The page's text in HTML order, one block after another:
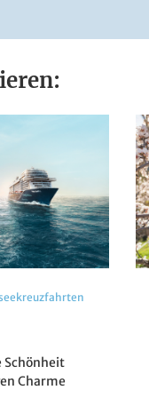
entlang der
Oldřich Hrb / Czechia
©
Schönheit
Charme